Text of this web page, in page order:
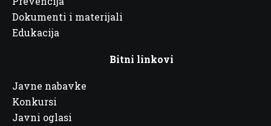
Dokumenti i materijali
Edukacija
Bitni linkovi
Javne nabavke
Konkursi
Javni oglasi